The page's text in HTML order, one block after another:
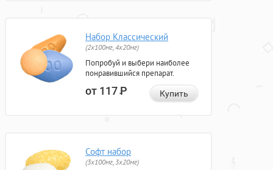
Набор Классический
(2x100мг, 4x20мг)
Попробуй и выбери наиболее
понравившийся препарат.
от 117Р Купить
Софт набор
(3x100мг, 3x20мг)